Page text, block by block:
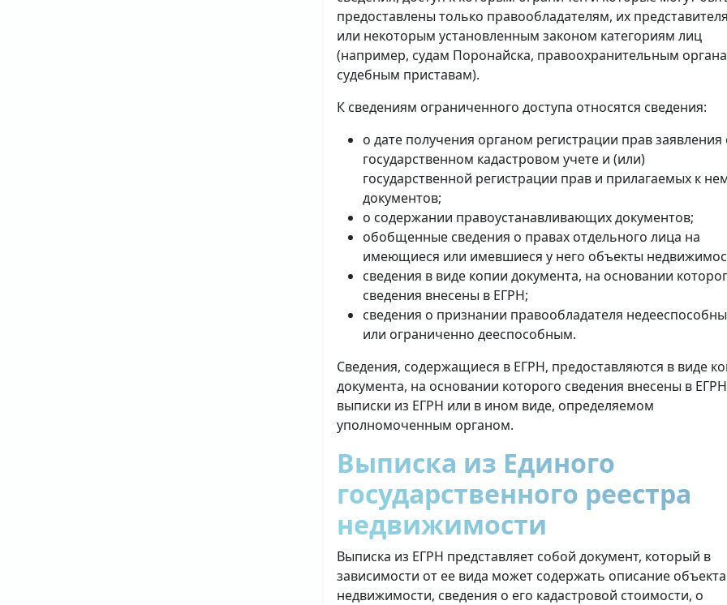
предоставлены только правообладателям, их
или некоторым установленным законом категориям лиц
(например, судам Поронайска, правоохранительным
судебным приставам).
К сведениям ограниченного доступа относятся сведения:
о дате получения органом регистрации прав заявления
государственном кадастровом учете и (или)
государственной регистрации прав и прилагаемых к
документов;
о содержании правоустанавливающих документов;
обобщенные сведения о правах отдельного лица на
имеющиеся или имевшиеся у него объекты
сведения в виде копии документа, на основании
сведения внесены в ЕГРН;
сведения о признании правообладателя
или ограниченно дееспособным.
Сведения, содержащиеся в ЕГРН, предоставляются в виде
документа, на основании которого сведения внесены в
выписки из ЕГРН или в ином виде, определяемом
уполномоченным органом.
Выписка из Единого
государственного реестра
недвижимости
Выписка из ЕГРН представляет собой документ, который в
зависимости от ее вида может содержать описание объекта
недвижимости, сведения о его кадастровой стоимости, о